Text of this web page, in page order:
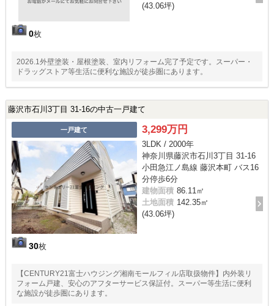
0枚
(43.06坪)
2026.1外壁塗装・屋根塗装、室内リフォーム完了予定です。スーパー・
ドラッグストア等生活に便利な施設が徒歩圏にあります。
藤沢市石川3丁目 31-16の中古一戸建て
一戸建て
30枚
3,299万円
3LDK / 2000年
神奈川県藤沢市石川3丁目 31-16
小田急江ノ島線 藤沢本町 バス16
分停歩6分
建物面積 86.11㎡
土地面積 142.35㎡
(43.06坪)
【CENTURY21富士ハウジング湘南モールフィル店取扱物件】内外装リ
フォーム戸建、安心のアフターサービス保証付。スーパー等生活に便利
な施設が徒歩圏にあります。